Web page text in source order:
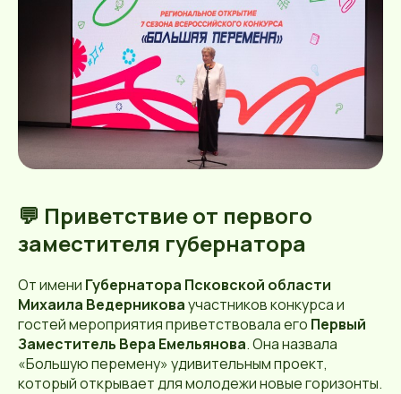
💬 Приветствие от первого
заместителя губернатора
От имени Губернатора Псковской области
Михаила Ведерниковаучастников конкурса и
гостей мероприятия приветствовала его Первый
Заместитель Вера Емельянова. Она назвала
«Большую перемену» удивительным проект,
который открывает для молодежи новые горизонты.